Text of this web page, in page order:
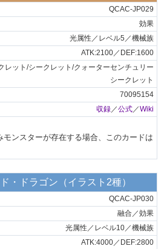
QCAC-JP029
効果
光属性／レベル5／機械族
ATK:2100／DEF:1600
レット/シークレット/クォーターセンチュリー
シークレット
70095154
収録 ／公式 ／Wiki
ンスターが存在する場合、このカードは
・ドラゴン（イラスト2種）
QCAC-JP030
融合／効果
光属性／レベル10／機械族
ATK:4000／DEF:2800